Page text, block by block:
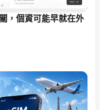
，個資可能早就在外